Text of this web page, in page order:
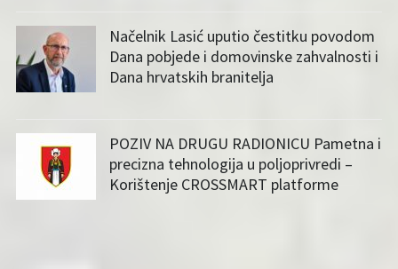
Načelnik Lasić uputio čestitku povodom
Dana pobjede i domovinske zahvalnosti i
Dana hrvatskih branitelja
POZIV NA DRUGU RADIONICU Pametna i
precizna tehnologija u poljoprivredi –
Korištenje CROSSMART platforme